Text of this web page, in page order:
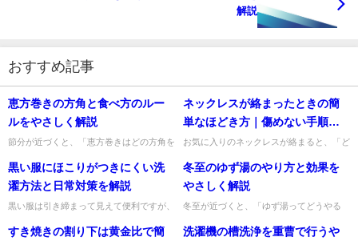
解説
おすすめ記事
恵方巻きの方角と食べ方のルー
ルをやさしく解説
節分が近づくと、「恵方巻きはどの方角を
の？」と気になりますよね。私も毎年なん
となく食べていた時期があり...
ネックレスが絡まったときの簡
単なほどき方｜傷めない手順と
予防法
お気に入りのネックレスが絡まると、「ど
まいますよね。無理に引っ張るとチェーン
が切れたり、細かなパーツが...
黒い服にほこりがつきにくい洗
濯方法と日常対策を解説
黒い服は引き締まって見えて便利ですが、
よね。せっかく洗ったのに、白っぽい繊維
冬至のゆず湯のやり方と効果を
やさしく解説
冬至が近づくと、「ゆず湯ってどうやる
りますよね。私も毎年のように、ゆずは何
すき焼きの割り下は黄金比で簡
洗濯機の槽洗浄を重曹で行うや